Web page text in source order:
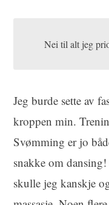
Nei til alt jeg
Jeg burde sette av
kroppen min.
Svømming er jo
snakke om
skulle jeg kanskje